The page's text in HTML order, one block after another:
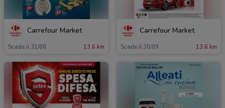
Carrefour Market
Scade il 31/08 13.6 km
Carrefour Market
Scade il 30/09 13.6 km